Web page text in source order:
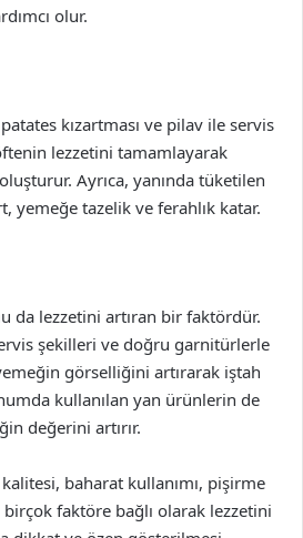
olur.
kızartması ve pilav ile servis
lezzetini tamamlayarak
Ayrıca, yanında tüketilen
yemeğe tazelik ve ferahlık katar.
da lezzetini artıran bir faktördür.
şekilleri ve doğru garnitürlerle
görselliğini artırarak iştah
kullanılan yan ürünlerin de
değerini artırır.
baharat kullanımı, pişirme
faktöre bağlı olarak lezzetini